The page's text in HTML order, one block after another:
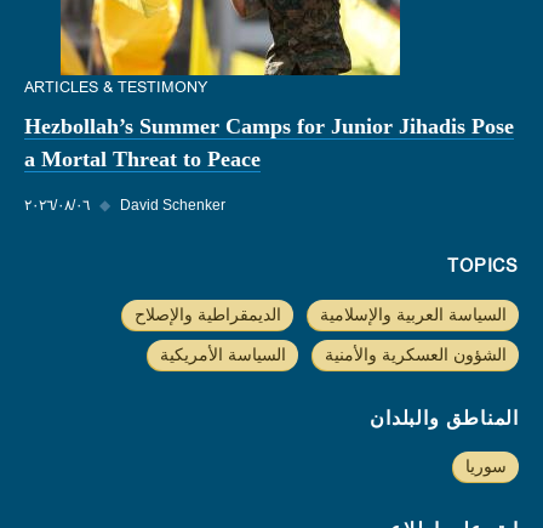
ARTICLES & TESTIMONY
Hezbollah’s Summer Camps for Junior Jihadis Pose
a Mortal Threat to Peace
٠٦‏/٠٨‏/٢٠٢٦ ◆ David Schenker
TOPICS
السياسة العربية والإسلامية الديمقراطية والإصلاح
الشؤون العسكرية والأمنية السياسة الأمريكية
المناطق والبلدان
سوريا